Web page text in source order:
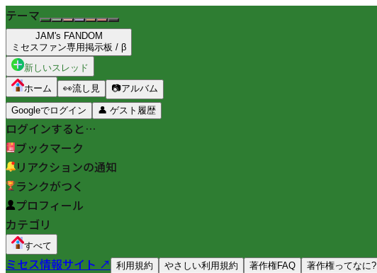
テーマ
JAM's FANDOM
ミセスファン専用掲示板 / β
新しいスレッド
ホーム
👀流し見 📷アルバム
Googleでログイン 👤 ゲスト履歴
ログインすると…
ブックマーク
リアクションの通知
ランクがつく
プロフィール
カテゴリ
すべて
ミセス情報サイト ↗ 利用規約 やさしい利用規約 著作権FAQ 著作権ってなに?